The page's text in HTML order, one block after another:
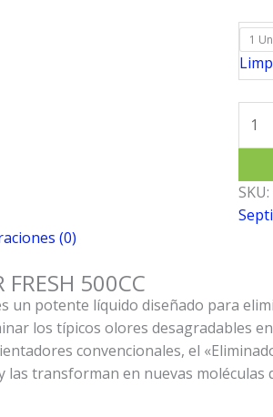
1
DE
SKU:
(0)
FRESH 500CC
un potente líquido diseñado para
los típicos olores desagradables
convencionales, el
las transforman en nuevas moléculas